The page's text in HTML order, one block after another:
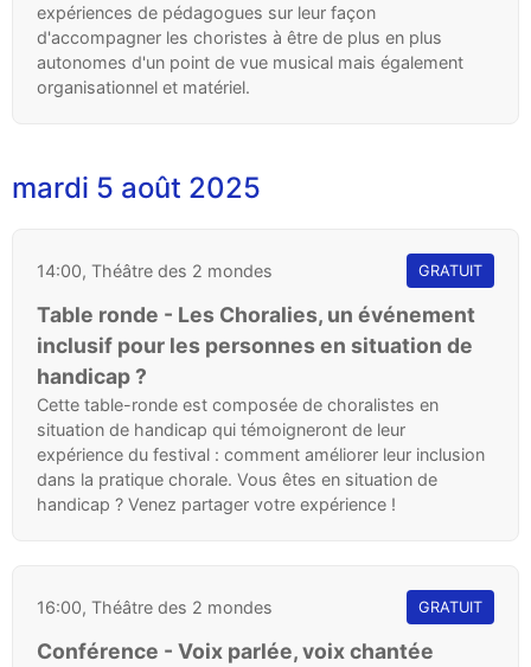
expériences de pédagogues sur leur façon
d'accompagner les choristes à être de plus en plus
autonomes d'un point de vue musical mais également
organisationnel et matériel.
mardi 5 août 2025
14:00, Théâtre des 2 mondes GRATUIT
Table ronde - Les Choralies, un événement
inclusif pour les personnes en situation de
handicap ?
Cette table-ronde est composée de choralistes en
situation de handicap qui témoigneront de leur
expérience du festival : comment améliorer leur inclusion
dans la pratique chorale. Vous êtes en situation de
handicap ? Venez partager votre expérience !
16:00, Théâtre des 2 mondes GRATUIT
Conférence - Voix parlée, voix chantée